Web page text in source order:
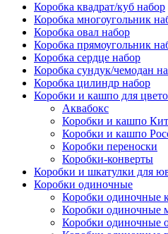
Коробка квадрат/куб набор
Коробка многоугольник
Коробка овал набор
Коробка прямоугольник
Коробка сердце набор
Коробка сундук/чемодан
Коробка цилиндр набор
Коробки и кашпо для
Аквабокс
Коробки и кашпо
Коробки и кашпо
Коробки переноски
Коробки-конверты
Коробки и шкатулки для
Коробки одиночные
Коробки одиночные
Коробки одиночные
Коробки одиночные